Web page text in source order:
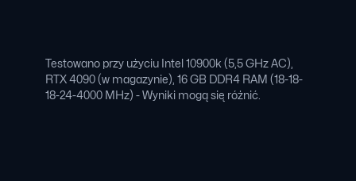
Testowano przy użyciu Intel 10900k (5,5 GHz AC),
RTX 4090 (w magazynie), 16 GB DDR4 RAM (18-18-
18-24-4000 MHz) - Wyniki mogą się różnić.